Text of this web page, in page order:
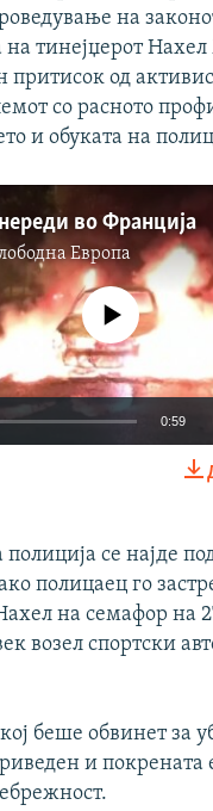
на
на тинејџерот
притисок од
со расното
и обуката на
во Франција
Eвропа
720p 1080p
source currently
0:59
се најде
полицаец го
на семафор на
возел спортски
беше обвинет за
и покрената